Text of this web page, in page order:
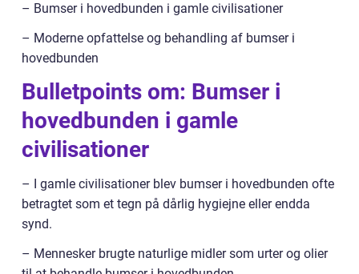
– Bumser i hovedbunden i gamle civilisationer
– Moderne opfattelse og behandling af bumser i
hovedbunden
Bulletpoints om: Bumser i
hovedbunden i gamle
civilisationer
– I gamle civilisationer blev bumser i hovedbunden ofte
betragtet som et tegn på dårlig hygiejne eller endda
synd.
– Mennesker brugte naturlige midler som urter og olier